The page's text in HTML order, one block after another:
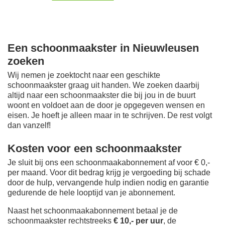
Een schoonmaakster in Nieuwleusen
zoeken
Wij nemen je zoektocht naar een geschikte
schoonmaakster graag uit handen. We zoeken daarbij
altijd naar een schoonmaakster die bij jou in de buurt
woont en voldoet aan de door je opgegeven wensen en
eisen. Je hoeft je alleen maar in te schrijven. De rest volgt
dan vanzelf!
Kosten voor een schoonmaakster
Je sluit bij ons een schoonmaakabonnement af voor € 0,-
per maand. Voor dit bedrag krijg je vergoeding bij schade
door de hulp, vervangende hulp indien nodig en garantie
gedurende de hele looptijd van je abonnement.
Naast het schoonmaakabonnement betaal je de
schoonmaakster rechtstreeks € 10,- per uur, de